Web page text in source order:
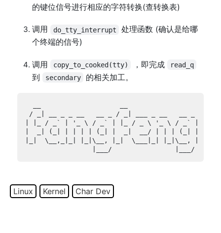
的键位信号进行相应的字符转换(查转换表)
调用 do_tty_interrupt
处理函数 (确认是给哪
个终端的信号)
调用 copy_to_cooked(tty) ，即完成 read_q
到 secondary 的相关加工。
Linux Kernel Char Dev